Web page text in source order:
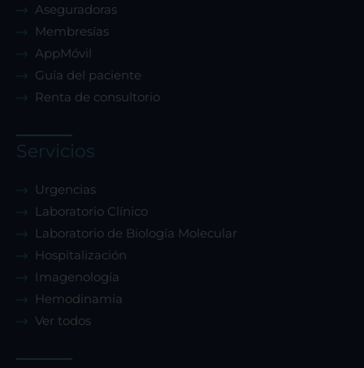
Aseguradoras
Membresías
AppMóvil
Guía del paciente
Renta de consultorio
Servicios
Urgencias
Laboratorio Clínico
Laboratorio de Biología Molecular
Hospitalización
Imagenología
Hemodinamia
Ver todos